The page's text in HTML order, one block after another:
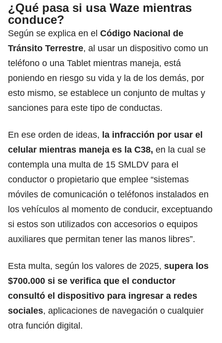
¿Qué pasa si usa Waze mientras
conduce?
Según se explica en el Código Nacional de
Tránsito Terrestre, al usar un dispositivo como un
teléfono o una Tablet mientras maneja, está
poniendo en riesgo su vida y la de los demás, por
esto mismo, se establece un conjunto de multas y
sanciones para este tipo de conductas.
En ese orden de ideas, la infracción por usar el
celular mientras maneja es la C38, en la cual se
contempla una multa de 15 SMLDV para el
conductor o propietario que emplee “sistemas
móviles de comunicación o teléfonos instalados en
los vehículos al momento de conducir, exceptuando
si estos son utilizados con accesorios o equipos
auxiliares que permitan tener las manos libres”.
Esta multa, según los valores de 2025, supera los
$700.000 si se verifica que el conductor
consultó el dispositivo para ingresar a redes
sociales, aplicaciones de navegación o cualquier
otra función digital.